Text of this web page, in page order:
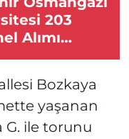
203
Alımı
Bozkaya
yaşanan
G. ile torunu